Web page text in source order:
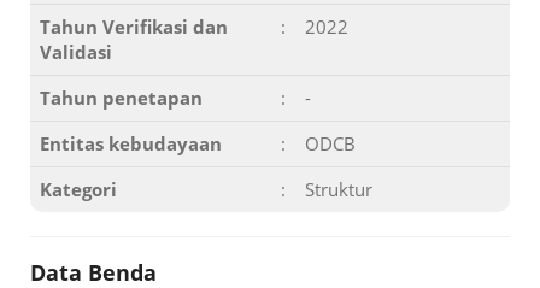
Tahun Verifikasi dan
Validasi
: 2022
Tahun penetapan :
-
Entitas kebudayaan
:
ODCB
Kategori
: Struktur
Data Benda